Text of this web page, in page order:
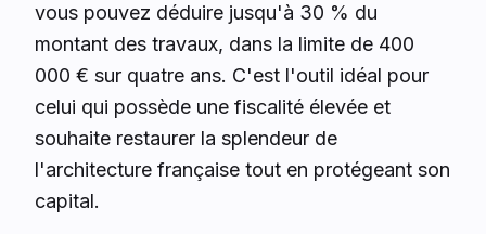
vous pouvez déduire jusqu'à 30 % du
montant des travaux, dans la limite de 400
000 € sur quatre ans. C'est l'outil idéal pour
celui qui possède une fiscalité élevée et
souhaite restaurer la splendeur de
l'architecture française tout en protégeant son
capital.